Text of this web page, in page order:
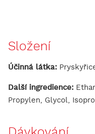
Složení
Účinná látka:
Další ingredience:
Propylen, Glycol,